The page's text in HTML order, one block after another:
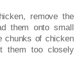
remove the
them onto small
chunks of chicken
them too closely